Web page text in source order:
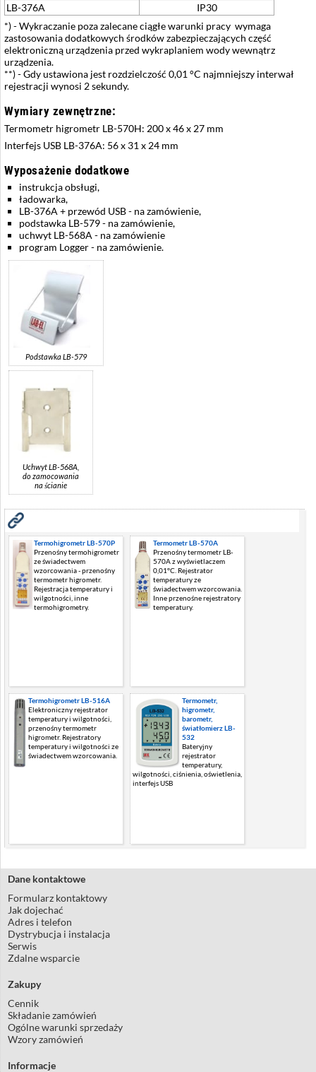
LB-376A
IP30
*) - Wykraczanie poza zalecane ciągłe warunki pracy wymaga
zastosowania dodatkowych środków zabezpieczających część
elektroniczną urządzenia przed wykraplaniem wody wewnątrz
urządzenia.
**) - Gdy ustawiona jest rozdzielczość 0,01 °C najmniejszy interwał
rejestracji wynosi 2 sekundy.
Wymiary zewnętrzne:
Termometr higrometr LB-570H: 200 x 46 x 27 mm
Interfejs USB LB-376A: 56 x 31 x 24 mm
Wyposażenie dodatkowe
instrukcja obsługi,
ładowarka,
LB-376A + przewód USB - na zamówienie,
podstawka LB-579 - na zamówienie,
uchwyt LB-568A - na zamówienie
program Logger - na zamówienie.
Podstawka LB-579
Uchwyt LB-568A,
do zamocowania
na ścianie
Termohigrometr LB-570P
Przenośny termohigrometr
ze świadectwem
wzorcowania - przenośny
termometr higrometr.
Rejestracja temperatury i
wilgotności, inne
termohigrometry.
Termometr LB-570A
Przenośny termometr LB-
570A z wyświetlaczem
0,01°C. Rejestrator
temperatury ze
świadectwem wzorcowania.
Inne przenośne rejestratory
temperatury.
Termohigrometr LB-516A
Elektroniczny rejestrator
temperatury i wilgotności,
przenośny termometr
higrometr. Rejestratory
temperatury i wilgotności ze
świadectwem wzorcowania.
Termometr,
higrometr,
barometr,
światłomierz LB-
532
Bateryjny
rejestrator
temperatury,
wilgotności, ciśnienia, oświetlenia,
interfejs USB
Dane kontaktowe
Formularz kontaktowy
Jak dojechać
Adres i telefon
Dystrybucja i instalacja
Serwis
Zdalne wsparcie
Zakupy
Cennik
Składanie zamówień
Ogólne warunki sprzedaży
Wzory zamówień
Informacje